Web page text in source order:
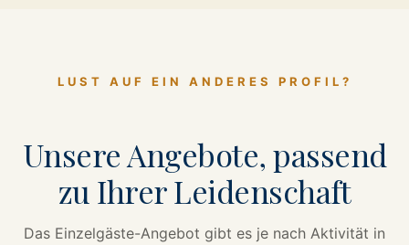
LUST AUF EIN ANDERES PROFIL?
Unsere Angebote, passend
zu Ihrer Leidenschaft
Das Einzelgäste-Angebot gibt es je nach Aktivität in